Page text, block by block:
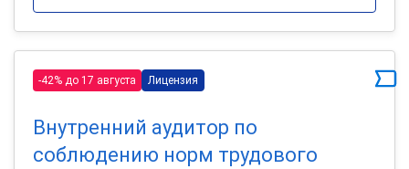
-42% до 17 августа Лицензия
Внутренний аудитор по
соблюдению норм трудового